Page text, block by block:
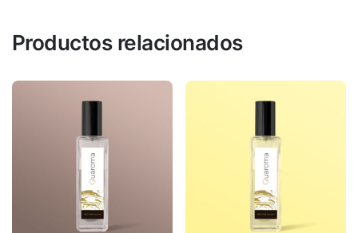
Productos relacionados